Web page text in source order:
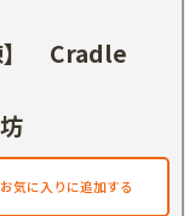
】 Cradle
お気に入りに追加する